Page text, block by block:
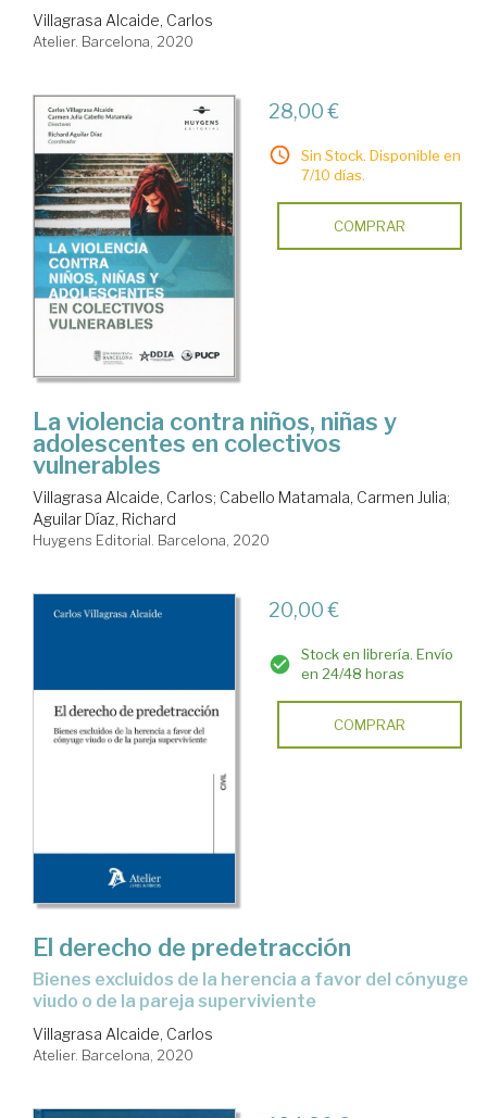
Villagrasa Alcaide, Carlos
Atelier. Barcelona, 2020
28,00 €
Sin Stock. Disponible en
7/10 días.
COMPRAR
La violencia contra niños, niñas y
adolescentes en colectivos
vulnerables
Villagrasa Alcaide, Carlos; Cabello Matamala, Carmen Julia;
Aguilar Díaz, Richard
Huygens Editorial. Barcelona, 2020
20,00 €
Stock en librería. Envío
en 24/48 horas
COMPRAR
El derecho de predetracción
bienes excluidos de la herencia a favor del cónyuge
viudo o de la pareja superviviente
Villagrasa Alcaide, Carlos
Atelier. Barcelona, 2020